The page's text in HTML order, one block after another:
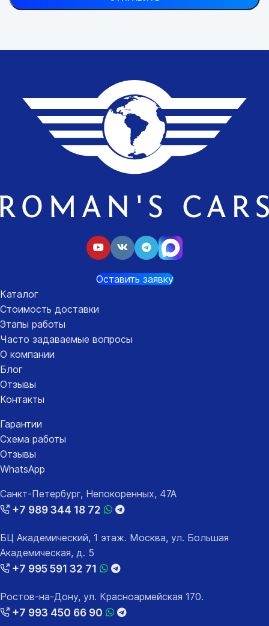
Оставить заявку
Каталог
Стоимость доставки
Этапы работы
Часто задаваемые вопросы
О компании
Блог
Отзывы
Контакты
Гарантии
Схема работы
Отзывы
WhatsApp
Санкт-Петербург, Непокоренных, 47А
+7 989 344 18 72
БЦ Академический, 1 этаж. Москва, ул. Большая
Академическая, д. 5
+7 995 591 32 71
Ростов-на-Дону, ул. Красноармейская 170.
+7 993 450 66 90